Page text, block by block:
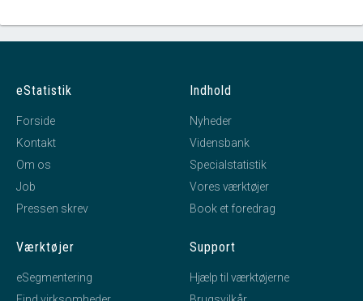
eStatistik
Forside
Kontakt
Om os
Job
Pressen skrev
Indhold
Nyheder
Vidensbank
Specialstatistik
Vores værktøjer
Book et foredrag
Værktøjer
eSegmentering
Support
Hjælp til værktøjerne